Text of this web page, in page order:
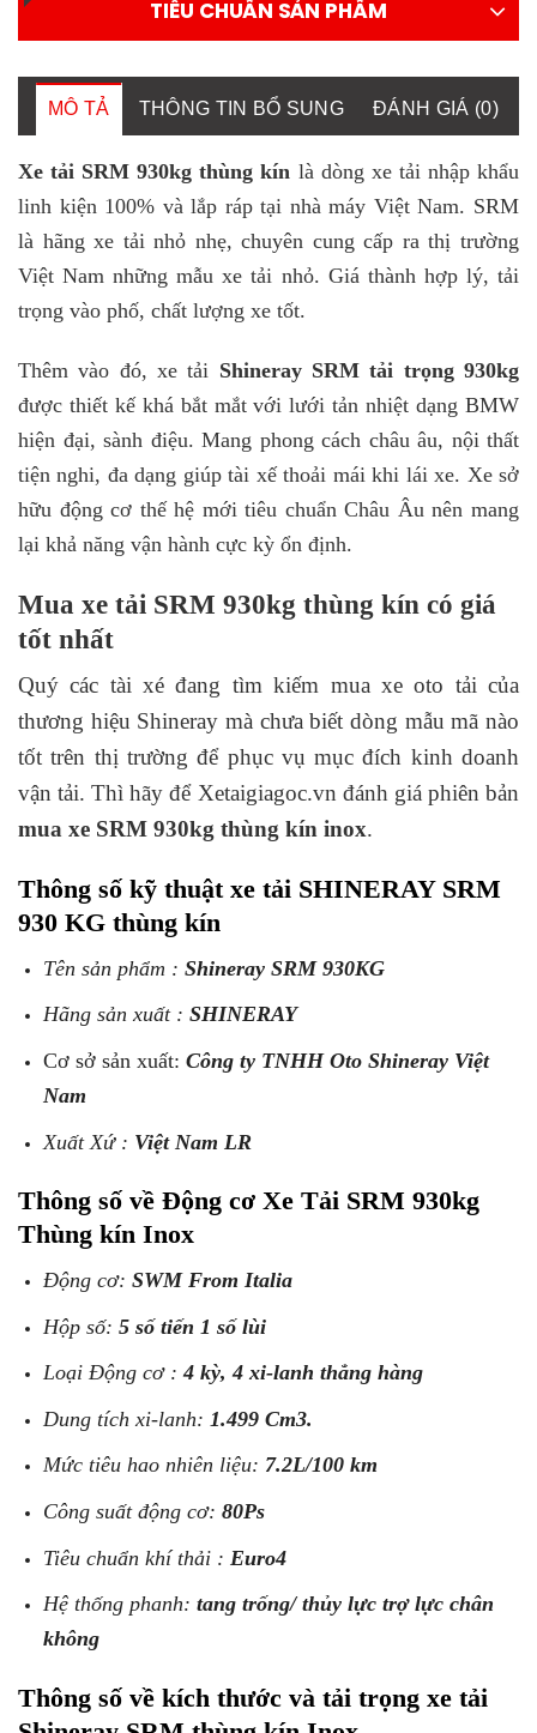
TIÊU CHUẨN SẢN PHẨM
MÔ TẢ THÔNG TIN BỔ SUNG ĐÁNH GIÁ (0)
Xe tải SRM 930kg thùng kín là dòng xe tải nhập khẩu
linh kiện 100% và lắp ráp tại nhà máy Việt Nam. SRM
là hãng xe tải nhỏ nhẹ, chuyên cung cấp ra thị trường
Việt Nam những mẫu xe tải nhỏ. Giá thành hợp lý, tải
trọng vào phố, chất lượng xe tốt.
Thêm vào đó, xe tải Shineray SRM tải trọng 930kg
được thiết kế khá bắt mắt với lưới tản nhiệt dạng BMW
hiện đại, sành điệu. Mang phong cách châu âu, nội thất
tiện nghi, đa dạng giúp tài xế thoải mái khi lái xe. Xe sở
hữu động cơ thế hệ mới tiêu chuẩn Châu Âu nên mang
lại khả năng vận hành cực kỳ ổn định.
Mua xe tải SRM 930kg thùng kín có giá
tốt nhất
Quý các tài xé đang tìm kiếm mua xe oto tải của
thương hiệu Shineray mà chưa biết dòng mẫu mã nào
tốt trên thị trường để phục vụ mục đích kinh doanh
vận tải. Thì hãy để Xetaigiagoc.vn đánh giá phiên bản
mua xe SRM 930kg thùng kín inox.
Thông số kỹ thuật xe tải SHINERAY SRM
930 KG thùng kín
Tên sản phẩm : Shineray SRM 930KG
Hãng sản xuất : SHINERAY
Cơ sở sản xuất: Công ty TNHH Oto Shineray Việt
Nam
Xuất Xứ : Việt Nam LR
Thông số về Động cơ Xe Tải SRM 930kg
Thùng kín Inox
Động cơ: SWM From Italia
Hộp số: 5 số tiến 1 số lùi
Loại Động cơ : 4 kỳ, 4 xi-lanh thẳng hàng
Dung tích xi-lanh: 1.499 Cm3.
Mức tiêu hao nhiên liệu: 7.2L/100 km
Công suất động cơ: 80Ps
Tiêu chuẩn khí thải : Euro4
Hệ thống phanh: tang trống/ thủy lực trợ lực chân
không
Thông số về kích thước và tải trọng xe tải